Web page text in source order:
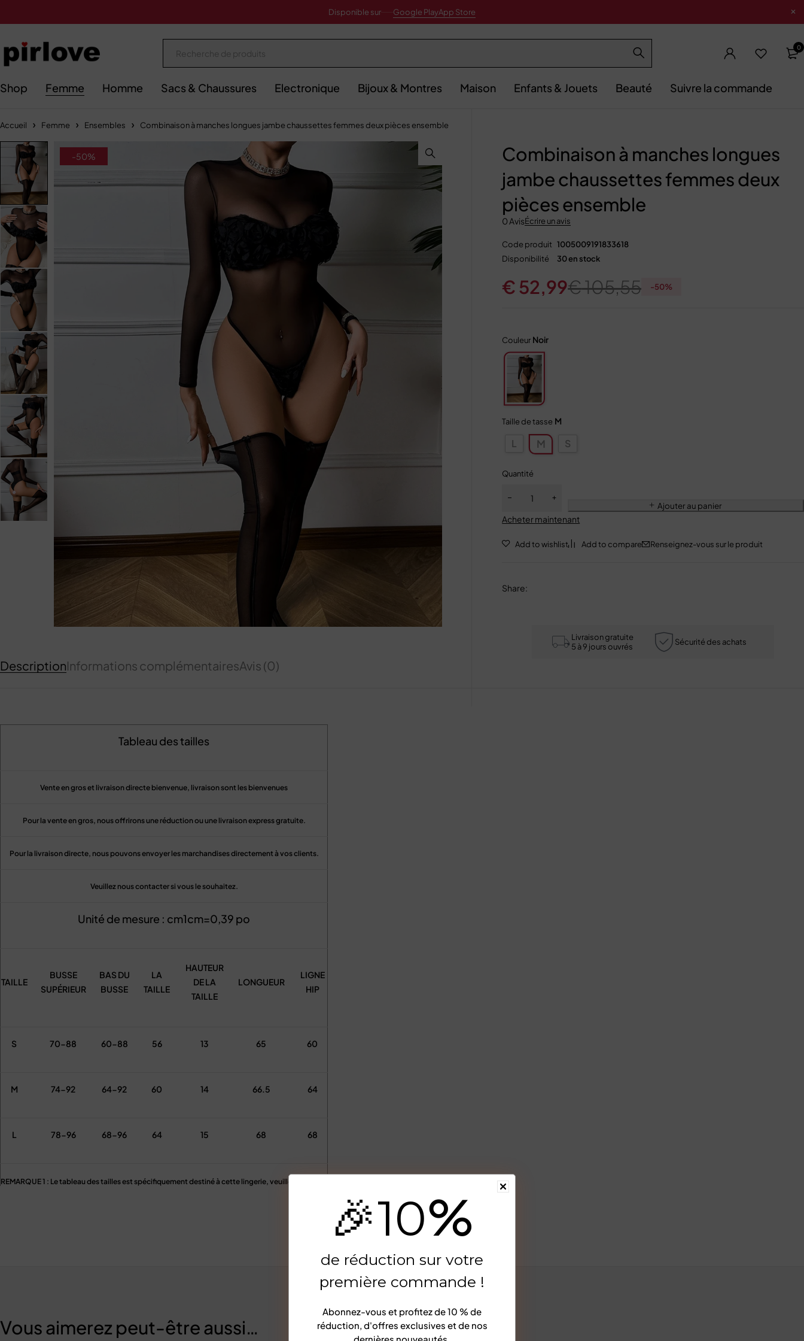
Disponible sur Google PlayApp Store
0
Shop Femme Homme Sacs & Chaussures Electronique Bijoux & Montres Maison Enfants & Jouets Beauté Suivre la commande
Accueil Femme Ensembles Combinaison à manches longues jambe chaussettes femmes deux pièces ensemble
-50%
Combinaison à manches longues
jambe chaussettes femmes deux
pièces ensemble
0 AvisÉcrire un avis
Code produit 1005009191833618
Disponibilité
30 en stock
€105,55
€52,99 -50%
Couleur Noir
Taille de tasse M
L M S
Quantité
Ajouter au panier
Acheter maintenant
Renseignez-vous sur le produit
Share:
Livraison gratuite
5 à 9 jours ouvrés
Sécurité des achats
DescriptionInformations complémentairesAvis (0)
Tableau des tailles
Vente en gros et livraison directe bienvenue, livraison sont les bienvenues
Pour la vente en gros, nous offrirons une réduction ou une livraison express gratuite.
Pour la livraison directe, nous pouvons envoyer les marchandises directement à vos clients.
Veuillez nous contacter si vous le souhaitez.
Unité de mesure : cm1cm=0,39 po
TAILLE
BUSSE
SUPÉRIEUR
BAS DU
BUSSE
LA
TAILLE
HAUTEUR
DE LA
TAILLE
LONGUEUR
LIGNE
HIP
S 70-88 60-88 56 13 65 60
M 74-92 64-92 60 14 66.5 64
L 78-96 68-96 64 15 68 68
REMARQUE 1 : Le tableau des tailles est spécifiquement destiné à cette lingerie, veuillez vérifier le
REMARQUE 3 : veuillez choisir la taille avec soin. Si vous n’êtes pas sûr de la taille, vous pouvez
🎉10%
de réduction sur votre
première commande !
Abonnez-vous et profitez de10 % de
réduction, d'offres exclusives et de nos
Afficher plus
Vous aimerez peut-être aussi…